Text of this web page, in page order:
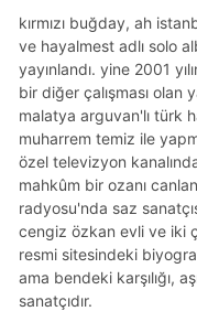
kırmızı buğday, ah
ve hayalmest adlı solo
yayınlandı. yine 2001
bir diğer çalışması olan
malatya arguvan'lı türk
muharrem temiz ile
özel televizyon
mahkûm bir ozanı
radyosu'nda saz
cengiz özkan evli ve iki
resmi sitesindeki
ama bendeki karşılığı,
sanatçıdır.